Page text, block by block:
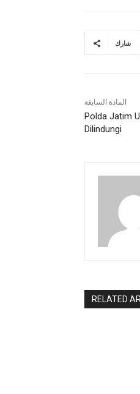
شارك
المادة السابقة
Polda Jatim
Dilindungi
RELATED